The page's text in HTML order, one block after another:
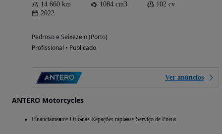
14 660 km 1084 cm3
102 cv
2022
Pedroso e Seixezelo (Porto)
Profissional • Publicado
Ver anúncios
ANTERO Motorcycles
Financiamento Oficina Repações rápidas Serviço de Pneus